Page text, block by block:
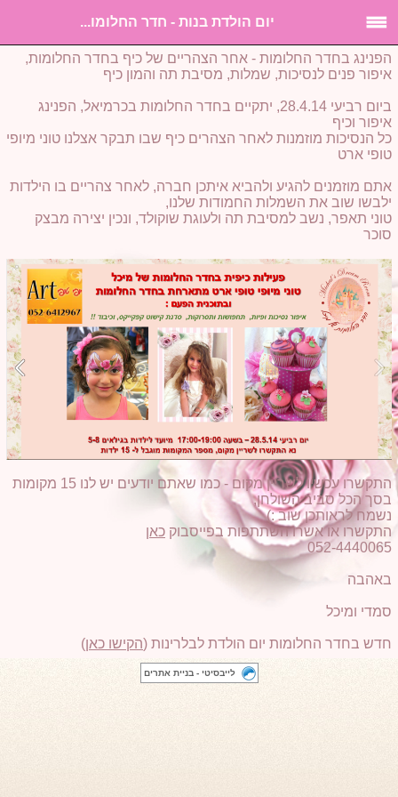
יום הולדת בנות - חדר החלומו...
הפנינג בחדר החלומות - אחר הצהריים של כיף בחדר החלומות,
איפור פנים לנסיכות, שמלות, מסיבת תה והמון כיף
ביום רביעי 28.4.14, יתקיים בחדר החלומות בכרמיאל, הפנינג
איפור וכיף
כל הנסיכות מוזמנות לאחר הצהרים כיף שבו תבקר אצלנו טוני מיופי
טופי ארט
אתם מוזמנים להגיע ולהביא איתכן חברה, לאחר צהריים בו הילדות
ילבשו שוב את השמלות החמודות שלנו,
טוני תאפר, נשב למסיבת תה ולעוגת שוקולד, ונכין יצירה מבצק
סוכר
התקשרו עכשיו לשריין מקום - כמו שאתם יודעים יש לנו 15 מקומות
בסך הכל סביב השולחן,
נשמח לראותכן שוב :)
התקשרו או אשרו השתתפות בפייסבוק כאן
052-4440065
באהבה
סמדי ומיכל
חדש בחדר החלומות יום הולדת לבלרינות (הקישו כאן)
לייבסיטי - בניית אתרים